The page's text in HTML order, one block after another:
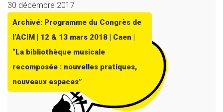
30 décembre 2017
Archivé: Programme du Congrès de
l’ACIM | 12 & 13 mars 2018 | Caen |
“La bibliothèque musicale
recomposée : nouvelles pratiques,
nouveaux espaces”